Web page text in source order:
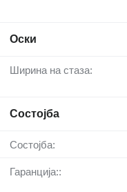
Оски
Ширина на стаза:
Состојба
Состојба:
Гаранција::